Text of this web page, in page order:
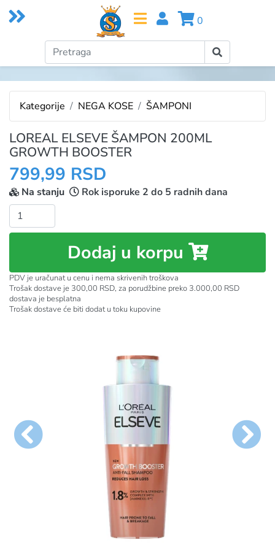
0
Kategorije NEGA KOSE ŠAMPONI
LOREAL ELSEVE ŠAMPON 200ML
GROWTH BOOSTER
799,99 RSD
Na stanju
Rok isporuke 2 do 5 radnih dana
Dodaj u korpu
PDV je uračunat u cenu i nema skrivenih troškova
Trošak dostave je 300,00 RSD, za porudžbine preko 3.000,00 RSD
dostava je besplatna
Trošak dostave će biti dodat u toku kupovine
general.previous